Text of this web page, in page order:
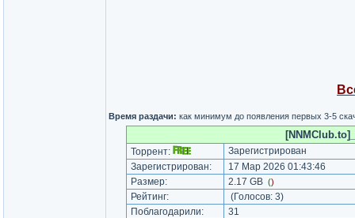
Время раздачи: как минимум до появления первых 3-5
Торрент:
Зарегистрирован
Зарегистрирован:
17 Мар 2026 01:43:46
Размер:
2.17 GB ()
Рейтинг: (Голосов: 3)
Поблагодарили:
31